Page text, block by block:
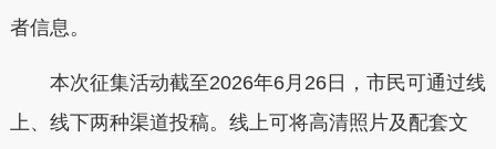
者信息。
本次征集活动截至2026年6月26日，市民可通过线
上、线下两种渠道投稿。线上可将高清照片及配套文